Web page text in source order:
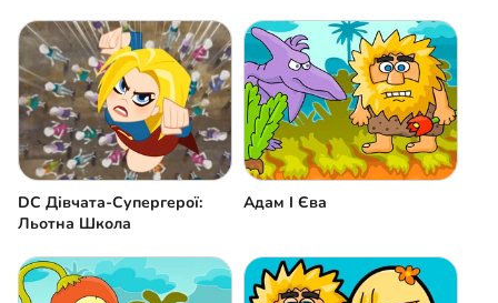
DC Дівчата-Супергерої:
Льотна Школа
Адам І Єва